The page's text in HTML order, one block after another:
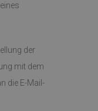
der
mit dem
die E-Mail-